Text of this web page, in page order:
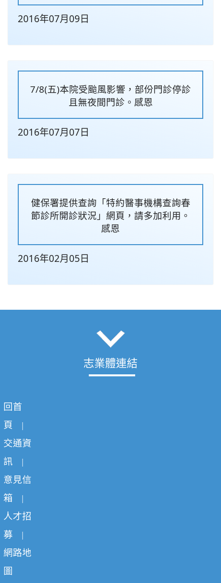
2016年07月09日
7/8(五)本院受颱風影響，部份門診停診
且無夜間門診。感恩
2016年07月07日
健保署提供查詢「特約醫事機構查詢春
節診所開診狀況」網頁，請多加利用。
感恩
2016年02月05日
志業體連結
回首
頁 |
交通資
訊 |
意見信
箱 |
人才招
募 |
網路地
圖